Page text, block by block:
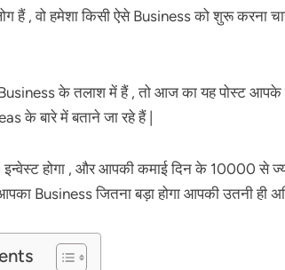
हैं , वो हमेशा किसी ऐसे Business को शुरू करना
के तलाश में हैं , तो आज का यह पोस्ट आपके
के बारे में बताने जा रहे हैं |
होगा , और आपकी कमाई दिन के 10000 से
Business जितना बड़ा होगा आपकी उतनी ही